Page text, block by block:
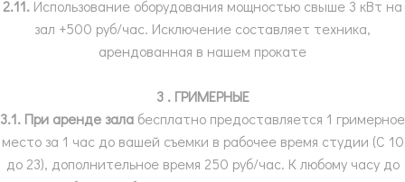
2.11. Использование оборудования мощностью свыше 3 кВт на
зал +500 руб/час. Исключение составляет техника,
арендованная в нашем прокате
3 . ГРИМЕРНЫЕ
3.1. При аренде зала бесплатно предоставляется 1 гримерное
место за 1 час до вашей съемки в рабочее время студии (С 10
до 23), дополнительное время 250 руб/час. К любому часу до